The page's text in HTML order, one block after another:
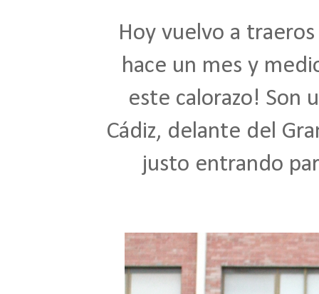
Hoy vuelvo a
hace un mes y
este calorazo! Son
Cádiz, delante del
justo entrando